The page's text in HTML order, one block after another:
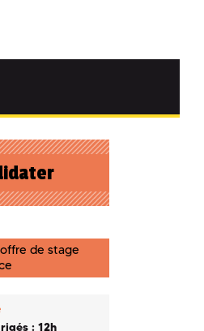
de stage
: 12h